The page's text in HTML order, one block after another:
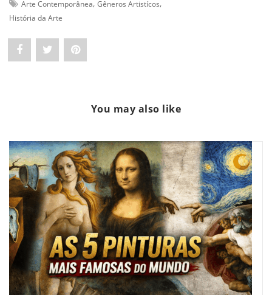
Arte Contemporânea, Gêneros Artistícos,
História da Arte
Share
Apreciar
a
Arte
Contemporânea"
on
Facebook
Post
e
Apreciar
a
Arte
Contemporânea"
on
Twitter
Pin
Apreciar
a
Arte
Contemporânea"
on
Pinterest
You may also like